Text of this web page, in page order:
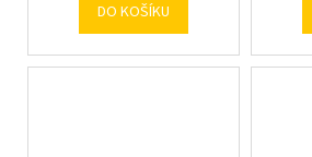
DO KOŠÍKU